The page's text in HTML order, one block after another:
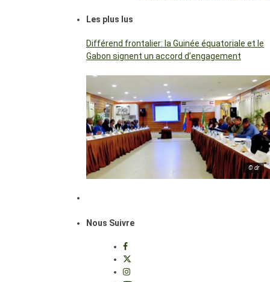
Les plus lus
Différend frontalier: la Guinée équatoriale et le
Gabon signent un accord d’engagement
© dr
Nous Suivre